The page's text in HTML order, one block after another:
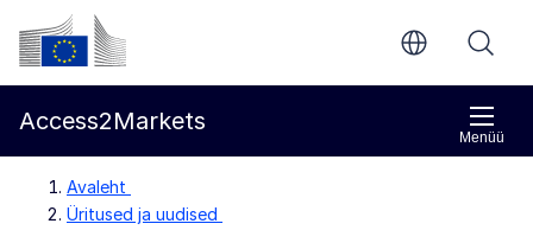
Põhisisu juurde
Euroopa Komisjon
Menüü
Access2Markets
Avaleht
Üritused ja uudised